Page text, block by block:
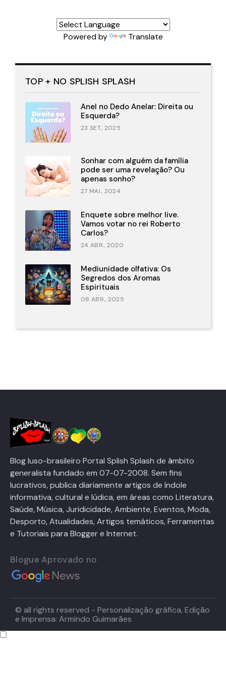
Powered by Translate
TOP + NO SPLISH SPLASH
Anel no Dedo Anelar: Direita ou
Esquerda?
23 SET., 2025
Sonhar com alguém da família
pode ser uma revelação? Ou
apenas sonho?
27 MAI., 2024
Enquete sobre melhor live.
Vamos votar no rei Roberto
Carlos?
24 ABR., 2020
Mediunidade olfativa: Os
Segredos dos Aromas
Espirituais
08 ABR., 2025
Blog luso-brasileiro Portal Splish Splash de âmbito
generalista fundado em 07-07-2008. Sem fins
lucrativos, publica diariamente artigos de índole
informativa, cultural e lúdica, em áreas como Literatura,
Saúde, Música, Juridicidade, Ambiente, Eventos, Moda,
Desporto, Atualidades, Artigos temáticos, Ferramentas
e Tutoriais para Blogger e Internet.
Blogue Aprovado no
© all rights reserved - Personalização gráfica, Edição
e Imprensa: Armindo Guimarães